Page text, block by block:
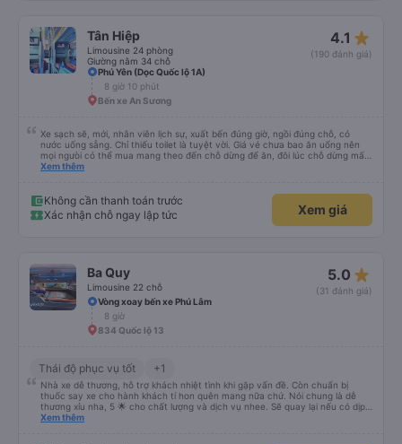
Tân Hiệp
Limousine 24 phòng
Giường nằm 34 chỗ
4.1 star_rate
(190 đánh giá)
Phú Yên (Dọc Quốc lộ 1A)
8 giờ 10 phút
Bến xe An Sương
Xe sạch sẽ, mới, nhân viên lịch sự, xuất bến đúng giờ, ngồi đúng chỗ, có
nước uống sẵng. Chỉ thiếu toilet là tuyệt vời. Giá vé chưa bao ăn uống nên
mọi ngưòi có thể mua mang theo đến chỗ dừng để ăn, đôi lúc chỗ dừng mấy
món bạn ko thích hoặc giá cả hơi cao! Còn lại nhà xe rất ok, nên đi.
Xem thêm
Không cần thanh toán trước
Xác nhận chỗ ngay lập tức
Xem giá
Ba Quy
Limousine 22 chỗ
5.0 star_rate
(31 đánh giá)
Vòng xoay bến xe Phú Lâm
8 giờ
834 Quốc lộ 13
Thái độ phục vụ tốt +1
Nhà xe dễ thương, hỗ trợ khách nhiệt tình khi gặp vấn đề. Còn chuẩn bị
thuốc say xe cho hành khách tí hon quên mang nữa chứ. Nói chung là dễ
thương xỉu nha, 5 🌟 cho chất lượng và dịch vụ nhee. Sẽ quay lại nếu có dịp
cần 💕
Xem thêm